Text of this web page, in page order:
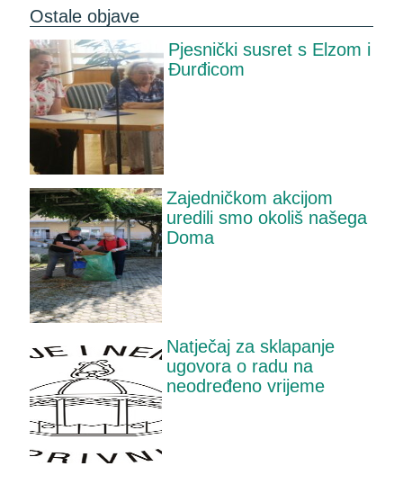
Ostale objave
Pjesnički susret s Elzom i
Đurđicom
Zajedničkom akcijom
uredili smo okoliš našega
Doma
Natječaj za sklapanje
ugovora o radu na
neodređeno vrijeme